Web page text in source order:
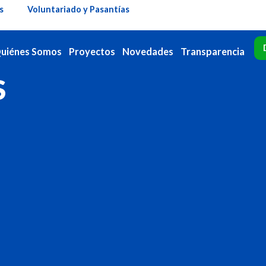
Voluntariado y Pasantías
Somos Proyectos Novedades Transparencia